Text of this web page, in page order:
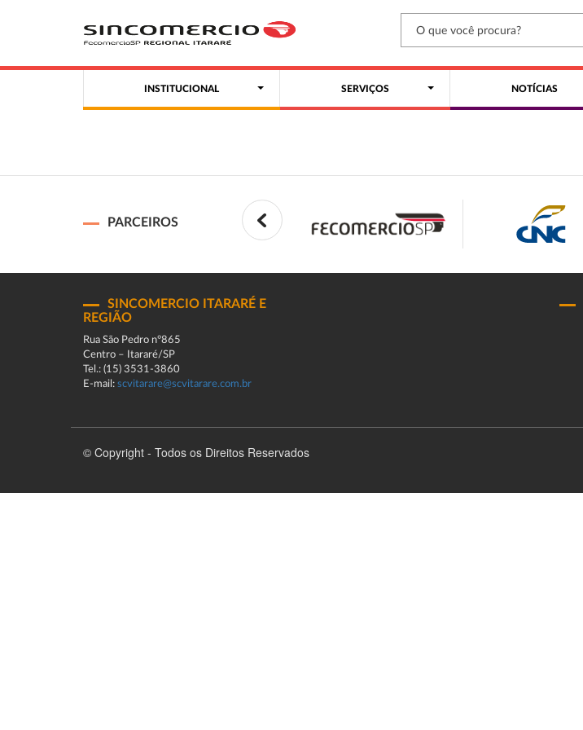
INSTITUCIONAL SERVIÇOS NOTÍCIAS
PARCEIROS
SINCOMERCIO ITARARÉ E
REGIÃO
Rua São Pedro n°865
Centro – Itararé/SP
Tel.: (15) 3531-3860
E-mail: scvitarare@scvitarare.com.br
© Copyright - Todos os Direitos Reservados